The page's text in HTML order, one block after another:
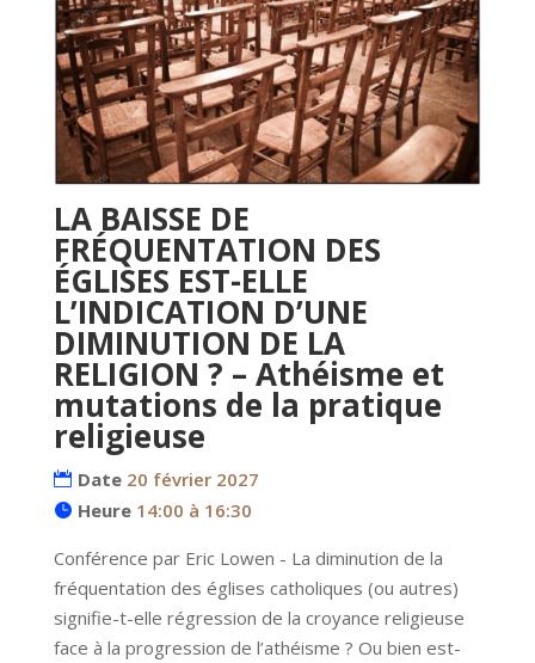
LA BAISSE DE
FRÉQUENTATION DES
ÉGLISES EST-ELLE
L’INDICATION D’UNE
DIMINUTION DE LA
RELIGION ? – Athéisme et
mutations de la pratique
religieuse
Date 20 février 2027
Heure 14:00 à 16:30
Conférence par Eric Lowen - La diminution de la
fréquentation des églises catholiques (ou autres)
signifie-t-elle régression de la croyance religieuse
face à la progression de l’athéisme ? Ou bien est-